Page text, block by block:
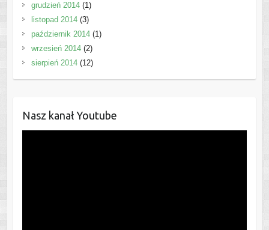
grudzień 2014(1)
listopad 2014(3)
październik 2014(1)
wrzesień 2014(2)
sierpień 2014(12)
Nasz kanał Youtube